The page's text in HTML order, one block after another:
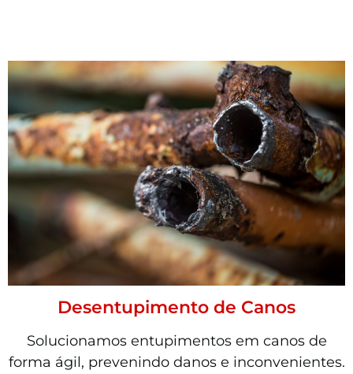
Desentupimento de Canos
Solucionamos entupimentos em canos de
forma ágil, prevenindo danos e inconvenientes.